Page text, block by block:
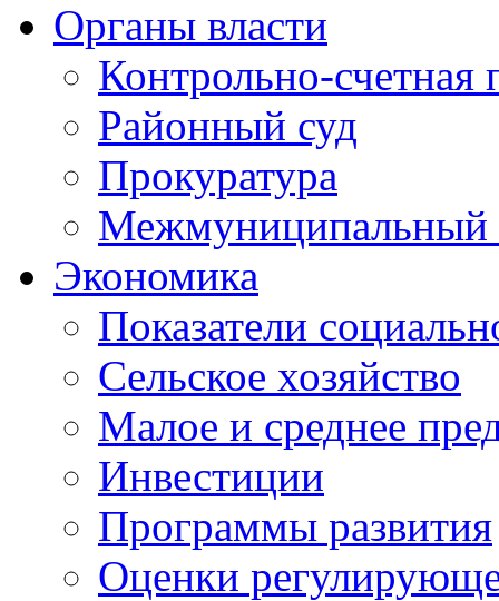
Органы власти
Контрольно-счетная
Районный суд
Прокуратура
Межмуниципальный
Экономика
Показатели
Сельское хозяйство
Малое и среднее
Инвестиции
Программы развития
Оценки